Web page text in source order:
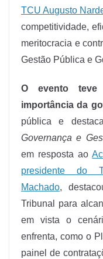
TCU Augusto
competitividade,
meritocracia e
Gestão Pública e
O evento teve
importância da
pública e
Governança e
em resposta ao
presidente do
Machado,
Tribunal para
em vista o
enfrenta, como o
painel de